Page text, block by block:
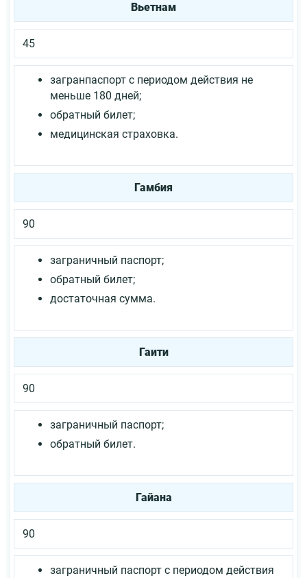
Вьетнам
45
загранпаспорт с периодом действия не
меньше 180 дней;
обратный билет;
медицинская страховка.
Гамбия
90
заграничный паспорт;
обратный билет;
достаточная сумма.
Гаити
90
заграничный паспорт;
обратный билет.
Гайана
90
заграничный паспорт с периодом действия